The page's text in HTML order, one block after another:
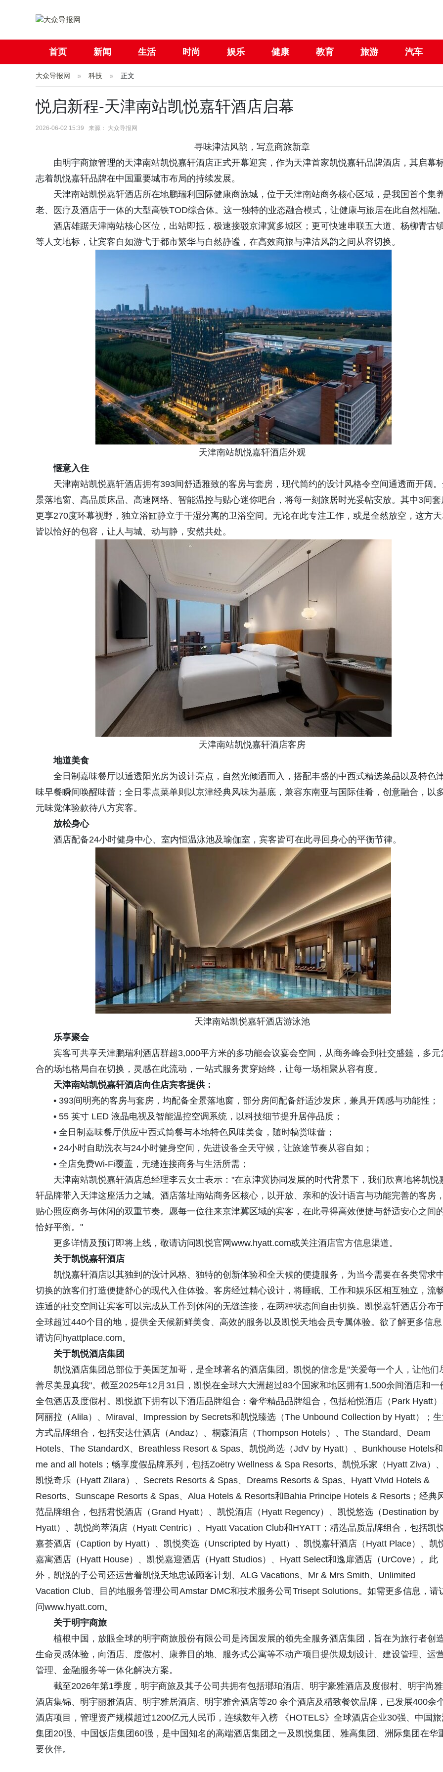
首页 新闻 生活 时尚 娱乐 健康 教育 旅游 汽车
社会 国际
大众导报网 科技 正文
悦启新程-天津南站凯悦嘉轩酒店启幕
2026-06-02 15:39 来源： 大众导报网
寻味津沽风韵，写意商旅新章
由明宇商旅管理的天津南站凯悦嘉轩酒店正式开幕迎宾，作为天津首家凯悦嘉轩品牌酒店，其启幕
志着凯悦嘉轩品牌在中国重要城市布局的持续发展。
天津南站凯悦嘉轩酒店所在地鹏瑞利国际健康商旅城，位于天津南站商务核心区域，是我国首个集
老、医疗及酒店于一体的大型高铁TOD综合体。这一独特的业态融合模式，让健康与旅居在此自然相融。
酒店雄踞天津南站核心区位，出站即抵，极速接驳京津冀多城区；更可快速串联五大道、杨柳青古
等人文地标，让宾客自如游弋于都市繁华与自然静谧，在高效商旅与津沽风韵之间从容切换。
天津南站凯悦嘉轩酒店外观
惬意入住
天津南站凯悦嘉轩酒店拥有393间舒适雅致的客房与套房，现代简约的设计风格令空间通透而开阔。
景落地窗、高品质床品、高速网络、智能温控与贴心迷你吧台，将每一刻旅居时光妥帖安放。其中3间套
更享270度环幕视野，独立浴缸静立于干湿分离的卫浴空间。无论在此专注工作，或是全然放空，这方
皆以恰好的包容，让人与城、动与静，安然共处。
天津南站凯悦嘉轩酒店客房
地道美食
全日制嘉味餐厅以通透阳光房为设计亮点，自然光倾洒而入，搭配丰盛的中西式精选菜品以及特色
味早餐瞬间唤醒味蕾；全日零点菜单则以京津经典风味为基底，兼容东南亚与国际佳肴，创意融合，以
元味觉体验款待八方宾客。
放松身心
酒店配备24小时健身中心、室内恒温泳池及瑜伽室，宾客皆可在此寻回身心的平衡节律。
天津南站凯悦嘉轩酒店游泳池
乐享聚会
宾客可共享天津鹏瑞利酒店群超3,000平方米的多功能会议宴会空间，从商务峰会到社交盛筵，多元
合的场地格局自在切换，灵感在此流动，一站式服务贯穿始终，让每一场相聚从容有度。
天津南站凯悦嘉轩酒店向住店宾客提供：
• 393间明亮的客房与套房，均配备全景落地窗，部分房间配备舒适沙发床，兼具开阔感与功能性；
• 55 英寸 LED 液晶电视及智能温控空调系统，以科技细节提升居停品质；
• 全日制嘉味餐厅供应中西式简餐与本地特色风味美食，随时犒赏味蕾；
• 24小时自助洗衣与24小时健身空间，先进设备全天守候，让旅途节奏从容自如；
• 全店免费Wi-Fi覆盖，无缝连接商务与生活所需；
天津南站凯悦嘉轩酒店总经理李云女士表示："在京津冀协同发展的时代背景下，我们欣喜地将凯悦
轩品牌带入天津这座活力之城。酒店落址南站商务区核心，以开放、亲和的设计语言与功能完善的客房，
贴心照应商务与休闲的双重节奏。愿每一位往来京津冀区域的宾客，在此寻得高效便捷与舒适安心之间
恰好平衡。"
更多详情及预订即将上线，敬请访问凯悦官网www.hyatt.com或关注酒店官方信息渠道。
关于凯悦嘉轩酒店
凯悦嘉轩酒店以其独到的设计风格、独特的创新体验和全天候的便捷服务，为当今需要在各类需求
切换的旅客们打造便捷舒心的现代入住体验。客房经过精心设计，将睡眠、工作和娱乐区相互独立，流
连通的社交空间让宾客可以完成从工作到休闲的无缝连接，在两种状态间自由切换。凯悦嘉轩酒店分布
全球超过440个目的地，提供全天候新鲜美食、高效的服务以及凯悦天地会员专属体验。欲了解更多信息
请访问hyattplace.com。
关于凯悦酒店集团
凯悦酒店集团总部位于美国芝加哥，是全球著名的酒店集团。凯悦的信念是"关爱每一个人，让他们
善尽美显真我"。截至2025年12月31日，凯悦在全球六大洲超过83个国家和地区拥有1,500余间酒店和一
全包酒店及度假村。凯悦旗下拥有以下酒店品牌组合：奢华精品品牌组合，包括柏悦酒店（Park Hyatt）
阿丽拉（Alila）、Miraval、Impression by Secrets和凯悦臻选（The Unbound Collection by Hyatt）；
方式品牌组合，包括安达仕酒店（Andaz）、桐森酒店（Thompson Hotels）、The Standard、Deam
Hotels、The StandardX、Breathless Resort & Spas、凯悦尚选（JdV by Hyatt）、Bunkhouse Hotels和
me and all hotels；畅享度假品牌系列，包括Zoëtry Wellness & Spa Resorts、凯悦乐家（Hyatt Ziva）、
凯悦奇乐（Hyatt Zilara）、Secrets Resorts & Spas、Dreams Resorts & Spas、Hyatt Vivid Hotels &
Resorts、Sunscape Resorts & Spas、Alua Hotels & Resorts和Bahia Principe Hotels & Resorts；经典
范品牌组合，包括君悦酒店（Grand Hyatt）、凯悦酒店（Hyatt Regency）、凯悦悠选（Destination by
Hyatt）、凯悦尚萃酒店（Hyatt Centric）、Hyatt Vacation Club和HYATT；精选品质品牌组合，包括凯
嘉荟酒店（Caption by Hyatt）、凯悦奕选（Unscripted by Hyatt）、凯悦嘉轩酒店（Hyatt Place）、凯
嘉寓酒店（Hyatt House）、凯悦嘉迎酒店（Hyatt Studios）、Hyatt Select和逸扉酒店（UrCove）。此
外，凯悦的子公司还运营着凯悦天地忠诚顾客计划、ALG Vacations、Mr & Mrs Smith、Unlimited
Vacation Club、目的地服务管理公司Amstar DMC和技术服务公司Trisept Solutions。如需更多信息，请
问www.hyatt.com。
关于明宇商旅
植根中国，放眼全球的明宇商旅股份有限公司是跨国发展的领先全服务酒店集团，旨在为旅行者创
生命灵感体验，向酒店、度假村、康养目的地、服务式公寓等不动产项目提供规划设计、建设管理、运
管理、金融服务等一体化解决方案。
截至2026年第1季度，明宇商旅及其子公司共拥有包括瑯珀酒店、明宇豪雅酒店及度假村、明宇尚雅
酒店集锦、明宇丽雅酒店、明宇雅居酒店、明宇雅舍酒店等20 余个酒店及精致餐饮品牌，已发展400余
酒店项目，管理资产规模超过1200亿元人民币，连续数年入榜 《HOTELS》全球酒店企业30强、中国
集团20强、中国饭店集团60强，是中国知名的高端酒店集团之一及凯悦集团、雅高集团、洲际集团在华
要伙伴。